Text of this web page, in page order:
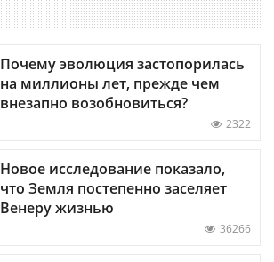
Почему эволюция застопорилась
на миллионы лет, прежде чем
внезапно возобновиться?
2322
Новое исследование показало,
что Земля постепенно заселяет
Венеру жизнью
36266